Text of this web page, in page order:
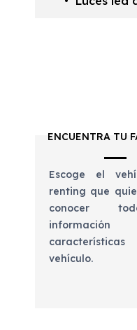
ENCUENTRA TU
Escoge el
renting que
conocer
vehículo.